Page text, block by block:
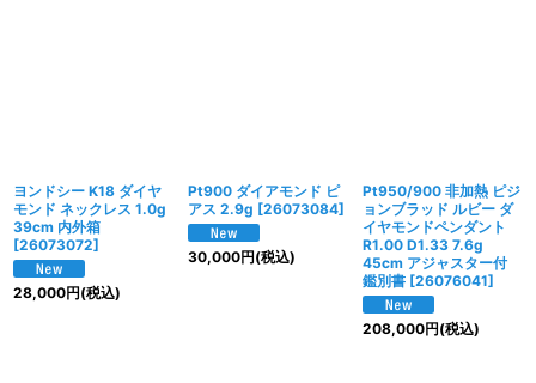
ヨンドシー K18 ダイヤ
モンド ネックレス 1.0g
39cm 内外箱
[26073072]
28,000円(税込)
Pt900 ダイアモンド ピ
アス 2.9g [26073084]
30,000円(税込)
Pt950/900 非加熱 ピジ
ョンブラッド ルビー ダ
イヤモンドペンダント
R1.00 D1.33 7.6g
45cm アジャスター付
鑑別書 [26076041]
208,000円(税込)